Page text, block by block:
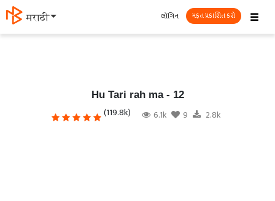
தமிழ் ☰
લૉગિન મફત પ્રકાશિત કરો
Hu Tari rah ma - 12
(119.8k) 6.1k 9 2.8k